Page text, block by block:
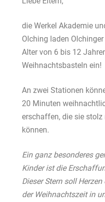
die Werkel Akademie
Olching laden
Alter von 6 bis 12
Weihnachtsbasteln ein!
An zwei Stationen
20 Minuten
erschaffen, die sie
können.
Ein ganz besonderes
Kinder ist die
Dieser Stern soll
der Weihnachtszeit in